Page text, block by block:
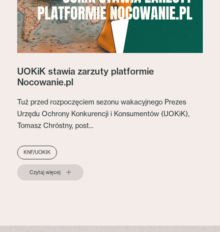
UOKiK stawia zarzuty platformie
Nocowanie.pl
Tuż przed rozpoczęciem sezonu wakacyjnego Prezes
Urzędu Ochrony Konkurencji i Konsumentów (UOKiK),
Tomasz Chróstny, post...
KNF/UOKIK
Czytaj więcej